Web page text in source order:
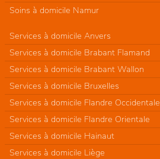
Soins à domicile Namur
Services à domicile Anvers
Services à domicile Brabant Flamand
Services à domicile Brabant Wallon
Services à domicile Bruxelles
Services à domicile Flandre Occidentale
Services à domicile Flandre Orientale
Services à domicile Hainaut
Services à domicile Liège